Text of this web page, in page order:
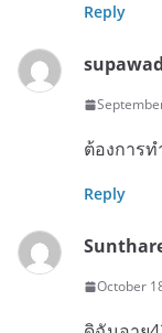
Reply
ต้องการท
Reply
October